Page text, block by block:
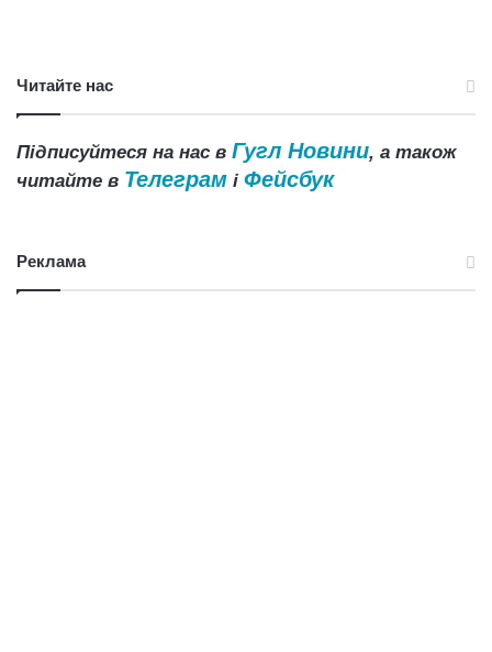
Читайте нас
Підписуйтеся на нас в Гугл Новини, а також
читайте в Телеграм і Фейсбук
Реклама